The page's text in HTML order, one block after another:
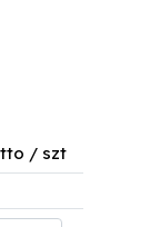
/ szt